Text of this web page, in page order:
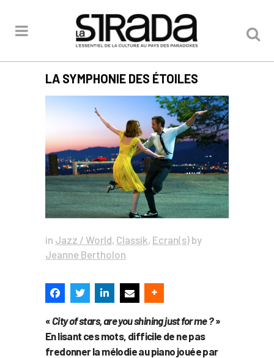
LA SYMPHONIE DES ÉTOILES
in Jazz / World, Classik, Ecran(s) by
Jeanne Bertholon
« City of stars, are you shining just for me ?»
En lisant ces mots, difficile de ne pas
fredonner la mélodie au piano jouée par